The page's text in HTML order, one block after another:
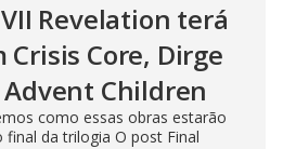
Revelation terá
Crisis Core, Dirge
Children
como essas obras estarão
da trilogia O post Final